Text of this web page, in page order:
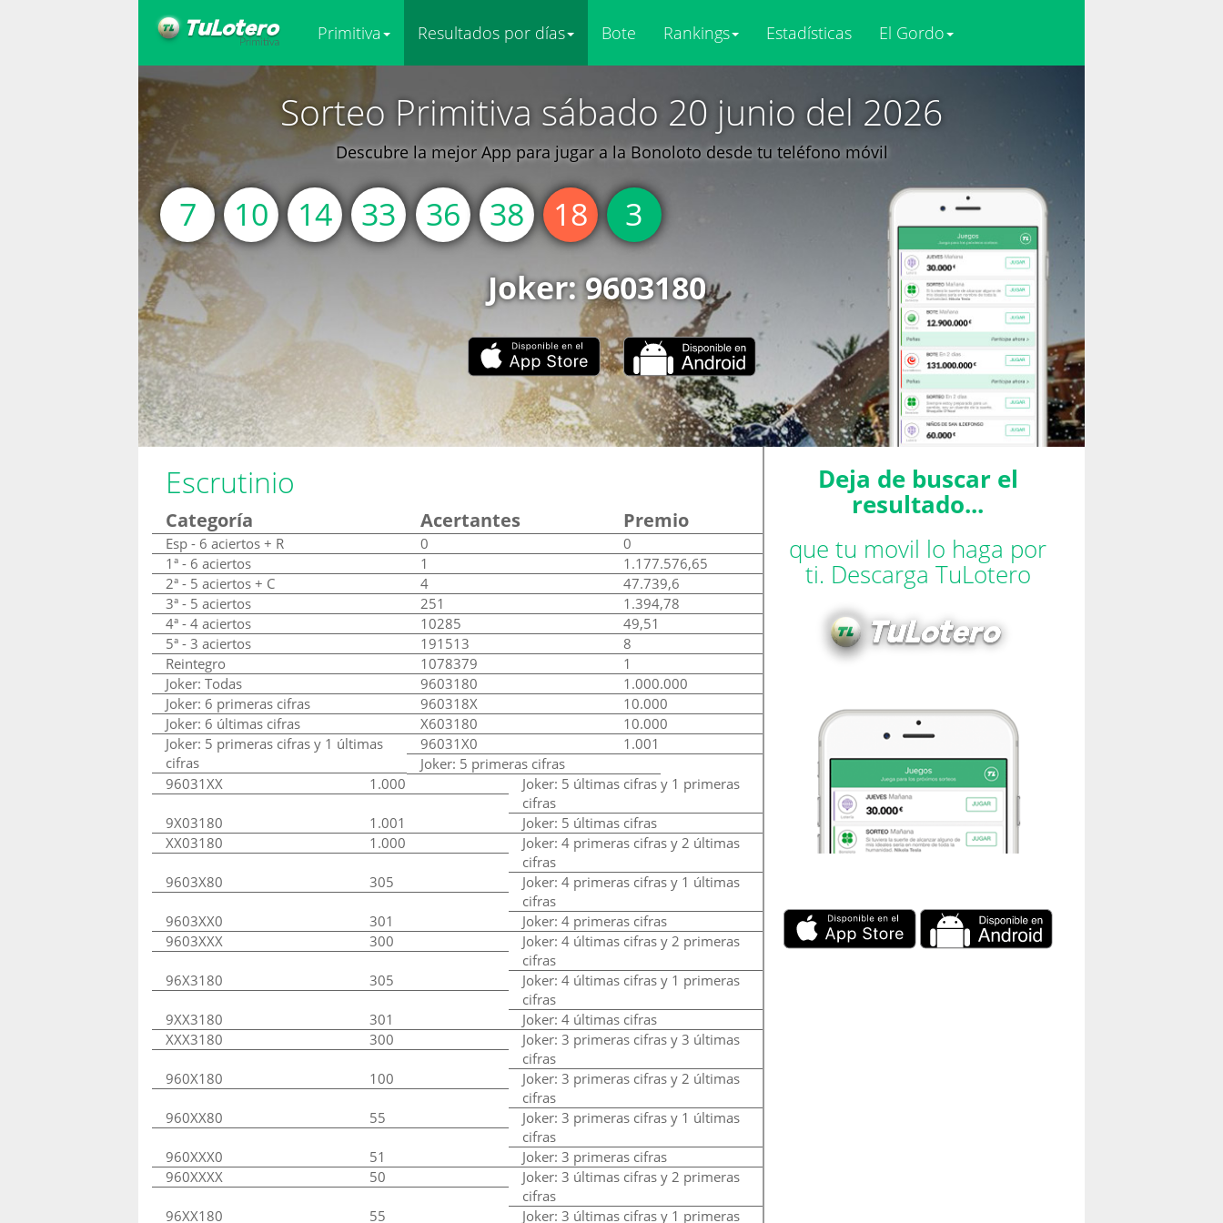
Primitiva Resultados por días Bote Rankings Estadísticas El Gordo
Sorteo Primitiva sábado 20 junio del 2026
Descubre la mejor App para jugar a la Bonoloto desde tu teléfono móvil
7 10 14 33 36 38 18
3
Joker: 9603180
Escrutinio
Categoría Acertantes Premio
Esp - 6 aciertos + R 0
0
1ª - 6 aciertos
1
1.177.576,65
2ª - 5 aciertos + C
4
47.739,6
3ª - 5 aciertos
251
1.394,78
4ª - 4 aciertos
10285
49,51
5ª - 3 aciertos
191513
8
Reintegro
1078379
1
Joker: Todas
9603180
1.000.000
Joker: 6 primeras cifras
960318X
10.000
Joker: 6 últimas cifras
X603180
10.000
Joker: 5 primeras cifras y 1 últimas
cifras
96031X0
1.001
Joker: 5 primeras cifras
96031XX
1.000
Joker: 5 últimas cifras y 1 primeras
cifras
9X03180
1.001
Joker: 5 últimas cifras
XX03180
1.000
Joker: 4 primeras cifras y 2 últimas
cifras
9603X80
305
Joker: 4 primeras cifras y 1 últimas
cifras
9603XX0
301
Joker: 4 primeras cifras
9603XXX
300
Joker: 4 últimas cifras y 2 primeras
cifras
96X3180
305
Joker: 4 últimas cifras y 1 primeras
cifras
9XX3180
301
Joker: 4 últimas cifras
XXX3180
300
Joker: 3 primeras cifras y 3 últimas
cifras
960X180
100
Joker: 3 primeras cifras y 2 últimas
cifras
960XX80
55
Joker: 3 primeras cifras y 1 últimas
cifras
960XXX0
51
Joker: 3 primeras cifras
960XXXX
50
Joker: 3 últimas cifras y 2 primeras
cifras
96XX180
55 Joker: 3 últimas cifras y 1 primeras
Deja de buscar el
resultado...
que tu movil lo haga por
ti. Descarga TuLotero